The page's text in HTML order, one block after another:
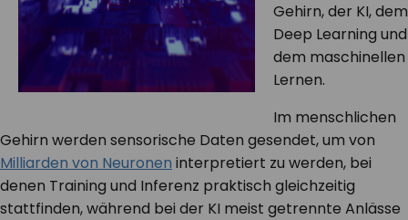
Gehirn, der KI, dem
Deep Learning und
dem maschinellen
Lernen.
Im menschlichen
Gehirn werden sensorische Daten gesendet, um von
Milliarden von Neuronen interpretiert zu werden, bei
denen Training und Inferenz praktisch gleichzeitig
stattfinden, während bei der KI meist getrennte Anlässe